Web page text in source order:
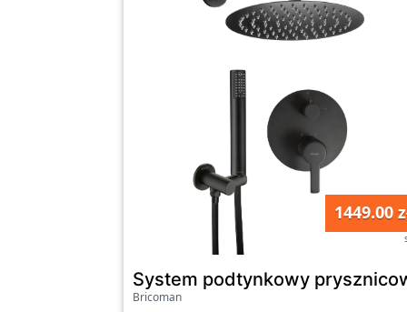
1449.00
System podtynkowy
Bricoman